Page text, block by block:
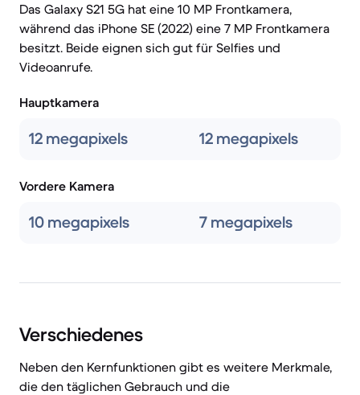
Das Galaxy S21 5G hat eine 10 MP Frontkamera,
während das iPhone SE (2022) eine 7 MP Frontkamera
besitzt. Beide eignen sich gut für Selfies und
Videoanrufe.
Hauptkamera
12 megapixels 12 megapixels
Vordere Kamera
10 megapixels 7 megapixels
Verschiedenes
Neben den Kernfunktionen gibt es weitere Merkmale,
die den täglichen Gebrauch und die